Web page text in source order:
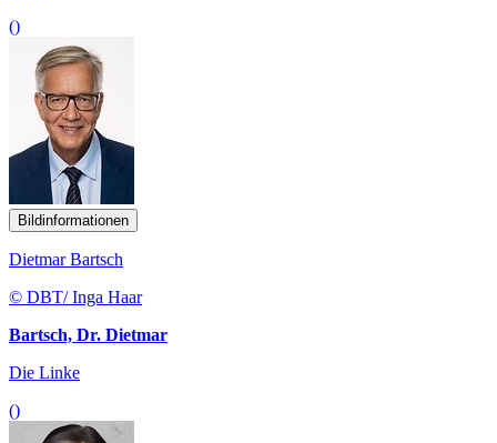
()
Bildinformationen
Dietmar Bartsch
© DBT/ Inga Haar
Bartsch, Dr. Dietmar
Die Linke
()